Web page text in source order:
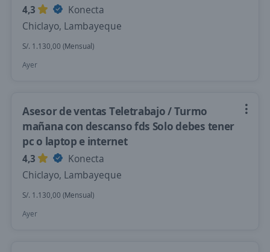
4,3
Konecta
Chiclayo, Lambayeque
S/. 1.130,00 (Mensual)
Ayer
Asesor de ventas Teletrabajo / Turmo
mañana con descanso fds Solo debes tener
pc o laptop e internet
4,3
Konecta
Chiclayo, Lambayeque
S/. 1.130,00 (Mensual)
Ayer